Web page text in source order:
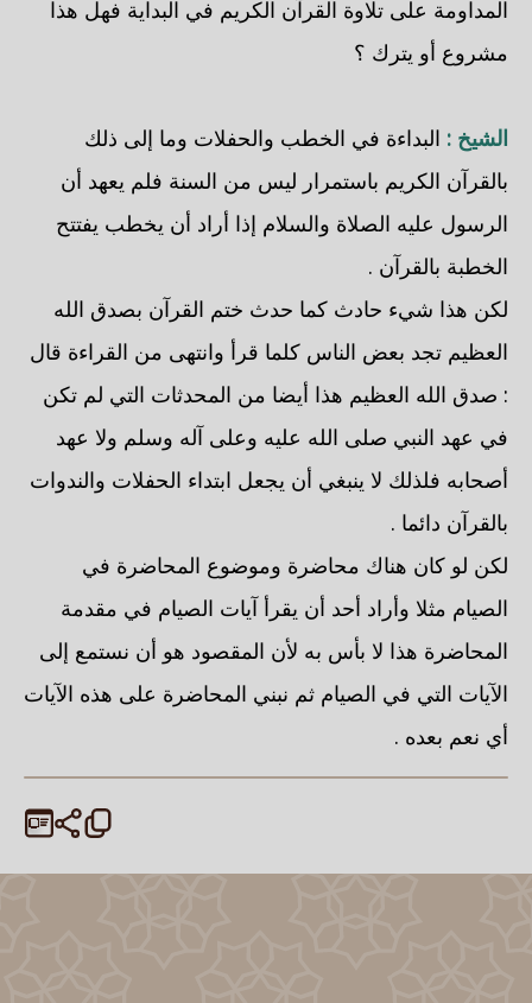
المداومة على تلاوة القرآن الكريم في البداية فهل هذا
مشروع أو يترك ؟
الشيخ : البداءة في الخطب والحفلات وما إلى ذلك
بالقرآن الكريم باستمرار ليس من السنة فلم يعهد أن
الرسول عليه الصلاة والسلام إذا أراد أن يخطب يفتتح
الخطبة بالقرآن .
لكن هذا شيء حادث كما حدث ختم القرآن بصدق الله
العظيم تجد بعض الناس كلما قرأ وانتهى من القراءة قال
: صدق الله العظيم هذا أيضا من المحدثات التي لم تكن
في عهد النبي صلى الله عليه وعلى آله وسلم ولا عهد
أصحابه فلذلك لا ينبغي أن يجعل ابتداء الحفلات والندوات
بالقرآن دائما .
لكن لو كان هناك محاضرة وموضوع المحاضرة في
الصيام مثلا وأراد أحد أن يقرأ آيات الصيام في مقدمة
المحاضرة هذا لا بأس به لأن المقصود هو أن نستمع إلى
الآيات التي في الصيام ثم نبني المحاضرة على هذه الآيات
أي نعم بعده .